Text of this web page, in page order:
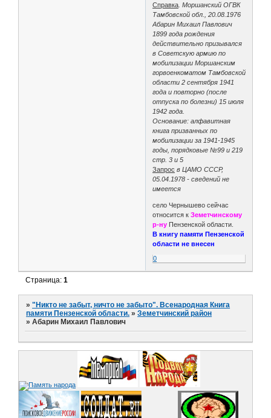
Справка . Моршанский ОГВК
Тамбовской обл., 20.08.1976
Абарин Михаил Павлович
1899 года рождения
действительно призывался
в Советскую армию по
мобилизации Моршанским
горвоенкоматом Тамбовской
области 2 сентября 1941
года и повторно (после
отпуска по болезни) 15 июля
1942 года.
Основание: алфавитная
книга призванных по
мобилизации за 1941-1945
годы, порядковые №99 и 219
стр. 3 и 5
Запрос в ЦАМО СССР,
05.04.1978 - сведений не
имеется
село Чернышево сейчас
относится кЗеметчинскому
р-ну Пензенской области.
В книгу памяти Пензенской
области не внесен
0
Страница:1
»"Никто не забыт, ничто не забыто". Всенародная Книга
памяти Пензенской области. »Земетчинский район
»Абарин Михаил Павлович